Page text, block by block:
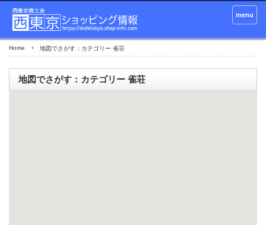
menu
Home 地図でさがす：カテゴリー 雀荘
地図でさがす：カテゴリー 雀荘